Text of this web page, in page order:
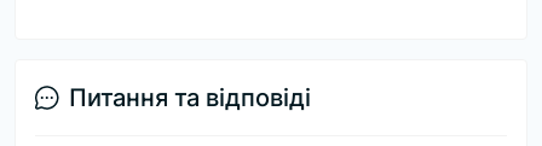
Питання та відповіді